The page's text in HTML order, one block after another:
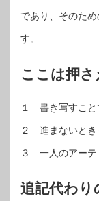
であり、そのた
す。
ここは押さ
１ 書き写すこと
２ 進まないとき
３ 一人のアーテ
追記代わり